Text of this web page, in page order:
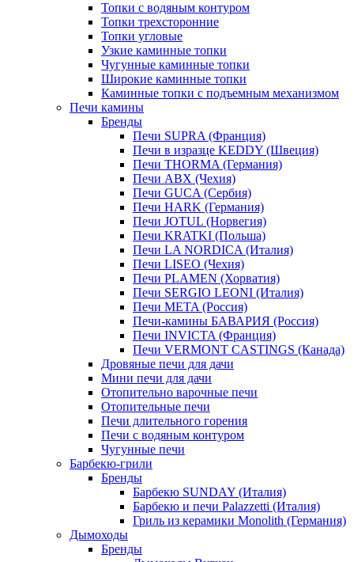
Топки с водяным контуром
Топки трехсторонние
Топки угловые
Узкие каминные топки
Чугунные каминные топки
Широкие каминные топки
Каминные топки с подъемным механизмом
Печи камины
Бренды
Печи SUPRA (Франция)
Печи в изразце KEDDY (Швеция)
Печи THORMA (Германия)
Печи ABX (Чехия)
Печи GUCA (Сербия)
Печи HARK (Германия)
Печи JOTUL (Норвегия)
Печи KRATKI (Польша)
Печи LA NORDICA (Италия)
Печи LISEO (Чехия)
Печи PLAMEN (Хорватия)
Печи SERGIO LEONI (Италия)
Печи META (Россия)
Печи-камины БАВАРИЯ (Россия)
Печи INVICTA (Франция)
Печи VERMONT CASTINGS (Канада)
Дровяные печи для дачи
Мини печи для дачи
Отопительно варочные печи
Отопительные печи
Печи длительного горения
Печи с водяным контуром
Чугунные печи
Барбекю-грили
Бренды
Барбекю SUNDAY (Италия)
Барбекю и печи Palazzetti (Италия)
Гриль из керамики Monolith (Германия)
Дымоходы
Бренды